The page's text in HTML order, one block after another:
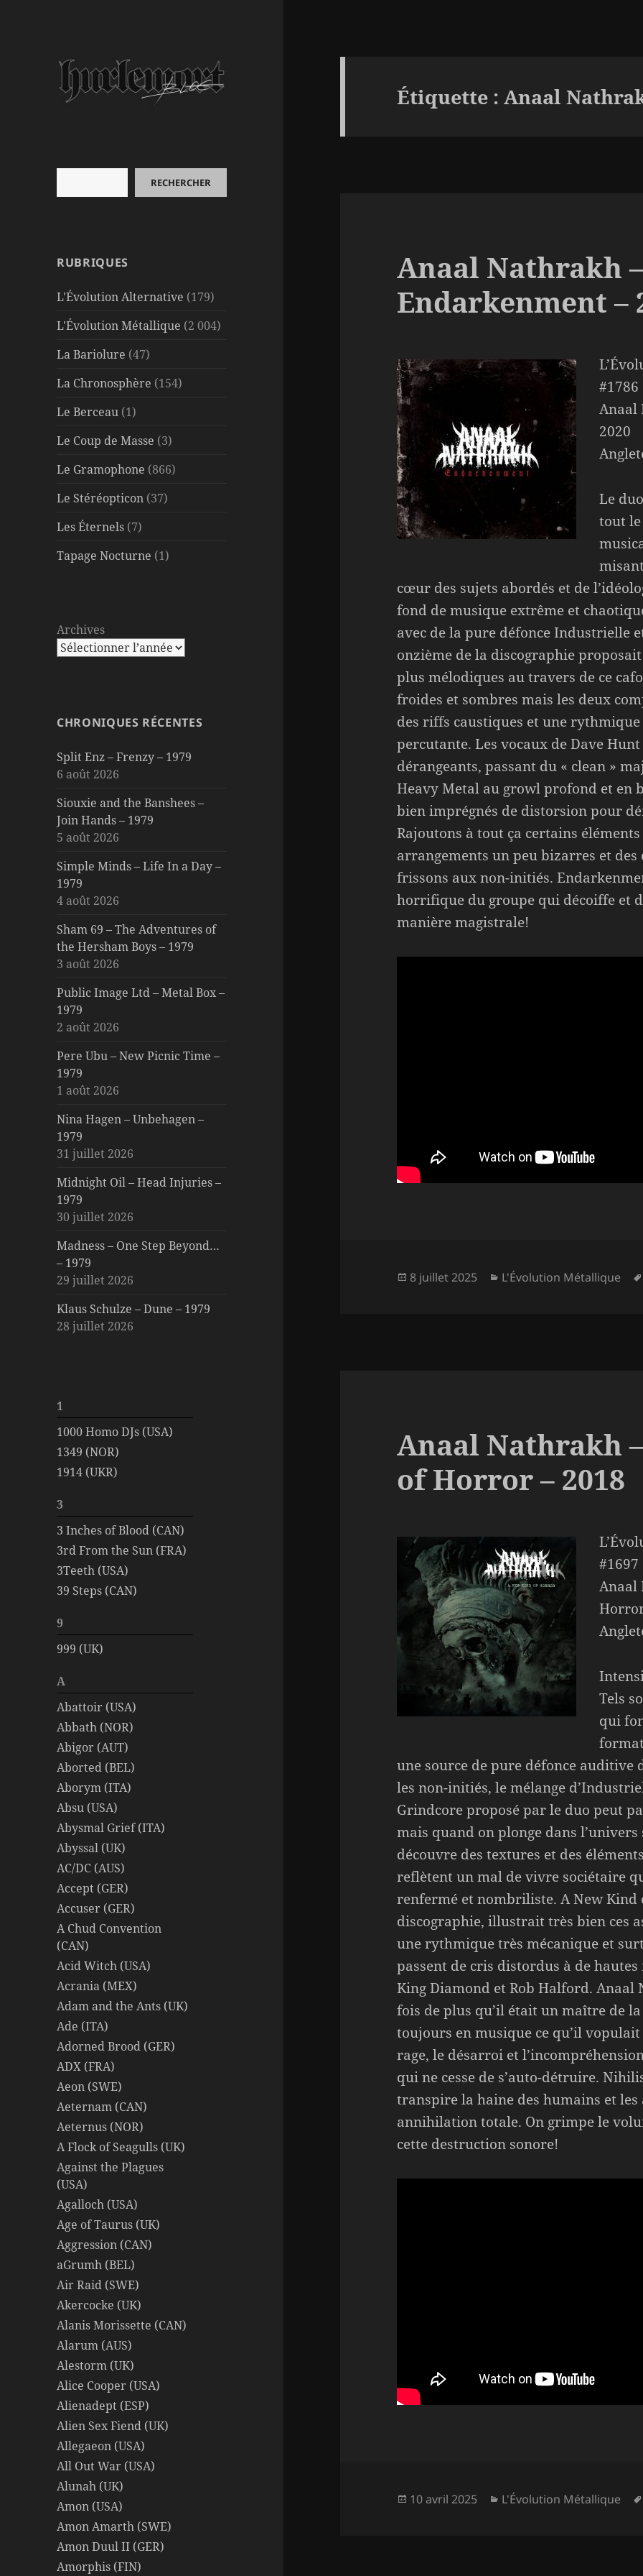
RECHERCHER
RUBRIQUES
L'Évolution Alternative (179)
L'Évolution Métallique (2 004)
La Bariolure (47)
La Chronosphère (154)
Le Berceau (1)
Le Coup de Masse (3)
Le Gramophone (866)
Le Stéréopticon (37)
Les Éternels (7)
Tapage Nocturne (1)
Archives
CHRONIQUES RÉCENTES
Split Enz – Frenzy – 1979
6 août 2026
Siouxie and the Banshees –
Join Hands – 1979
5 août 2026
Simple Minds – Life In a Day –
1979
4 août 2026
Sham 69 – The Adventures of
the Hersham Boys – 1979
3 août 2026
Public Image Ltd – Metal Box –
1979
2 août 2026
Pere Ubu – New Picnic Time –
1979
1 août 2026
Nina Hagen – Unbehagen –
1979
31 juillet 2026
Midnight Oil – Head Injuries –
1979
30 juillet 2026
Madness – One Step Beyond…
– 1979
29 juillet 2026
Klaus Schulze – Dune – 1979
28 juillet 2026
1
1000 Homo DJs (USA)
1349 (NOR)
1914 (UKR)
3
3 Inches of Blood (CAN)
3rd From the Sun (FRA)
3Teeth (USA)
39 Steps (CAN)
9
999 (UK)
A
Abattoir (USA)
Abbath (NOR)
Abigor (AUT)
Aborted (BEL)
Aborym (ITA)
Absu (USA)
Abysmal Grief (ITA)
Abyssal (UK)
AC/DC (AUS)
Accept (GER)
Accuser (GER)
A Chud Convention
(CAN)
Acid Witch (USA)
Acrania (MEX)
Adam and the Ants (UK)
Ade (ITA)
Adorned Brood (GER)
ADX (FRA)
Aeon (SWE)
Aeternam (CAN)
Aeternus (NOR)
A Flock of Seagulls (UK)
Against the Plagues
(USA)
Agalloch (USA)
Age of Taurus (UK)
Aggression (CAN)
aGrumh (BEL)
Air Raid (SWE)
Akercocke (UK)
Alanis Morissette (CAN)
Alarum (AUS)
Alestorm (UK)
Alice Cooper (USA)
Alienadept (ESP)
Alien Sex Fiend (UK)
Allegaeon (USA)
All Out War (USA)
Alunah (UK)
Amon (USA)
Amon Amarth (SWE)
Amon Duul II (GER)
Amorphis (FIN)
Étiquette :Anaal
Anaal Nathrakh –
Endarkenment –
#1786
Anaal
2020
Le
tout
cœur des sujets abordés et de
fond de musique extrême et
avec de la pure défonce Industrielle
onzième de la discographie
plus mélodiques au travers de ce
froides et sombres mais les deux
des riffs caustiques et une
percutante. Les vocaux de Dave
dérangeants, passant du « clean »
Heavy Metal au growl profond et en
bien imprégnés de distorsion pour
Rajoutons à tout ça certains
arrangements un peu bizarres et
frissons aux non-initiés.
horrifique du groupe qui décoiffe et
manière magistrale!
Publié
8 juillet 2025 Catégories
L'Évolution Métallique
Anaal Nathrakh
of Horror – 2018
#1697
Anaal
Tels
qui
une source de pure défonce auditive
les non-initiés, le mélange
Grindcore proposé par le duo peut
mais quand on plonge dans
découvre des textures et des
reflètent un mal de vivre sociétaire
renfermé et nombriliste. A New
discographie, illustrait très bien ces
une rythmique très mécanique et
passent de cris distordus à de
King Diamond et Rob Halford.
fois de plus qu’il était un maître de
toujours en musique ce qu’il
rage, le désarroi et
qui ne cesse de s’auto-détruire.
transpire la haine des humains et les
annihilation totale. On grimpe le
cette destruction sonore!
Publié
10 avril 2025 Catégories
L'Évolution Métallique